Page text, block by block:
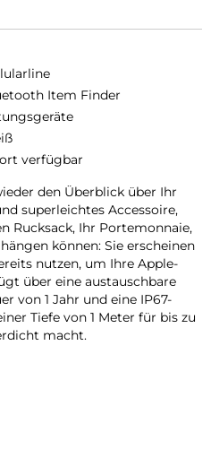
Item Finder
verfügbar
den Überblick über Ihr
superleichtes Accessoire,
Rucksack, Ihr Portemonnaie,
können: Sie erscheinen
nutzen, um Ihre Apple-
über eine austauschbare
von 1 Jahr und eine IP67-
Tiefe von 1 Meter für bis zu
macht.